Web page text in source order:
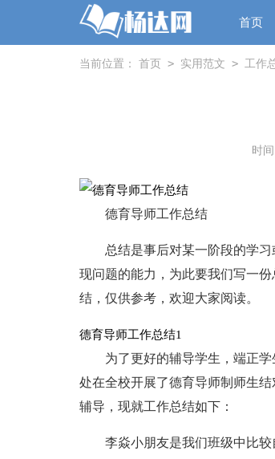
首页
当前位置： 首页 > 实用范文 > 工作
时
德育导师工作总结
总结是事后对某一阶段的学
现问题的能力，为此要我们写一
结，仅供参考，欢迎大家阅读。
德育导师工作总结1
为了更好的辅导学生，端正
处在全校开展了德育导师制师生
辅导，现就工作总结如下：
李焱小朋友是我们班级中比